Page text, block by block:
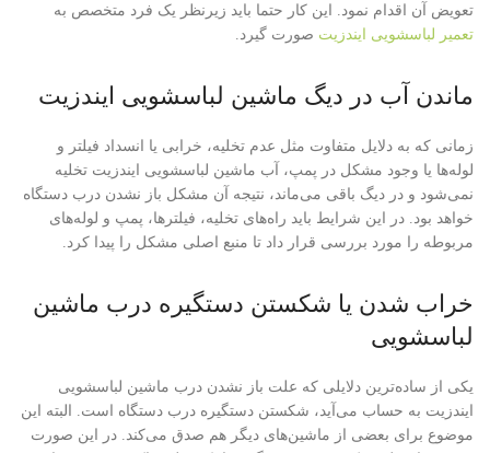
تعویض آن اقدام نمود. این کار حتما باید زیرنظر یک فرد متخصص به
تعمیر لباسشویی ایندزیت صورت گیرد.
ماندن آب در دیگ ماشین لباسشویی ایندزیت
زمانی که به دلایل متفاوت مثل عدم تخلیه، خرابی یا انسداد فیلتر و
لوله‌ها یا وجود مشکل در پمپ، آب ماشین لباسشویی ایندزیت تخلیه
نمی‌شود و در دیگ باقی می‌ماند، نتیجه آن مشکل باز نشدن درب دستگاه
خواهد بود. در این شرایط باید راه‌های تخلیه، فیلترها، پمپ و لوله‌های
مربوطه را مورد بررسی قرار داد تا منبع اصلی مشکل را پیدا کرد.
خراب شدن یا شکستن دستگیره درب ماشین
لباسشویی
یکی از ساده‌ترین دلایلی که علت باز نشدن درب ماشین لباسشویی
ایندزیت به حساب می‌آید، شکستن دستگیره درب دستگاه است. البته این
موضوع برای بعضی از ماشین‌های دیگر هم صدق می‌کند. در این صورت